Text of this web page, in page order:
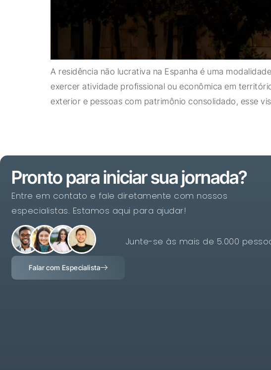
A residência não lucrativa na Espanha é uma
exercer atividade profissional ou econômica em
exterior e pessoas com patrimônio consolidado, esse
Pronto para iniciar sua jornada?
Entre em contato e fale diretamente com nossos
especialistas. Estamos aqui para ajudar!
Junte-se às mais de 5.000
Falar com Especialista